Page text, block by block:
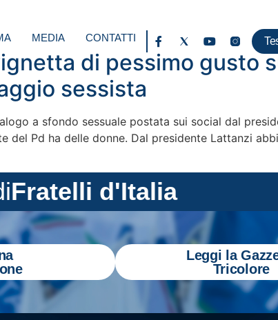
MEDIA CONTATTI
di pessimo gusto
sessista
a sfondo sessuale postata sui social dal
del Pd ha delle donne. Dal presidente Lattanzi
Fratelli d'Italia
Leggi la
Tricolore